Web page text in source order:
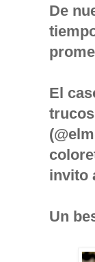
De
El
invito
Un